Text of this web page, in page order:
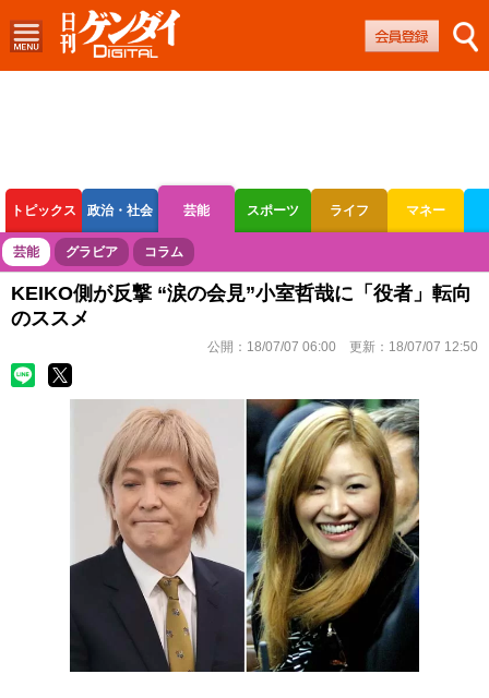
トピックス 政治・社会 芸能 スポーツ ライフ マネー
ボートレース 競輪 オートレース
芸能 グラビア コラム
KEIKO側が反撃 “涙の会見”小室哲哉に「役者」転向
のススメ
公開： 18/07/07 06:00 更新： 18/07/07 12:50